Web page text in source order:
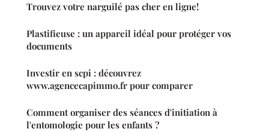
Trouvez votre narguilé pas cher en ligne!
Plastifieuse : un appareil idéal pour protéger vos
documents
Investir en scpi : découvrez
www.agencecapimmo.fr pour comparer
Comment organiser des séances d'initiation à
l'entomologie pour les enfants ?